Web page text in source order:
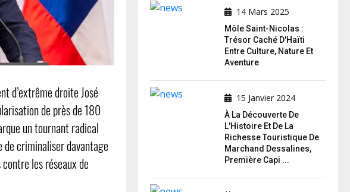
d’extrême droite José
de près de 180
un tournant radical
criminaliser davantage
les réseaux de
14 Mars 2025
Môle Saint-Nicolas :
Trésor Caché D'Haïti
Entre Culture, Nature Et
Aventure
15 Janvier 2024
À La Découverte De
L'Histoire Et De La
Richesse Touristique De
Marchand Dessalines,
Première Capi ...